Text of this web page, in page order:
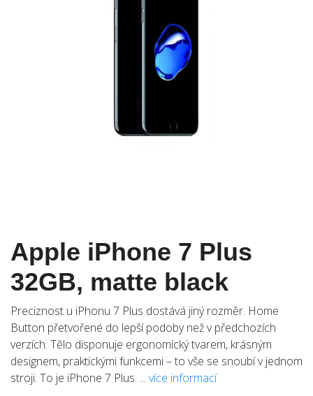
Apple iPhone 7 Plus
32GB, matte black
Preciznost u iPhonu 7 Plus dostává jiný rozměr. Home
Button přetvořené do lepší podoby než v předchozích
verzích. Tělo disponuje ergonomický tvarem, krásným
designem, praktickými funkcemi – to vše se snoubí v jednom
stroji. To je iPhone 7 Plus. ... více informací